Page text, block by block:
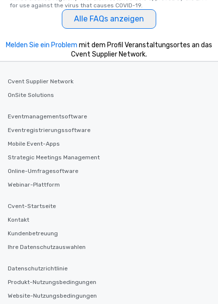
for use against the virus that causes COVID-19.
Alle FAQs anzeigen
Melden Sie ein Problem mit dem Profil Veranstaltungsortes an das
Cvent Supplier Network.
Cvent Supplier Network
OnSite Solutions
Eventmanagementsoftware
Eventregistrierungssoftware
Mobile Event-Apps
Strategic Meetings Management
Online-Umfragesoftware
Webinar-Plattform
Cvent-Startseite
Kontakt
Kundenbetreuung
Ihre Datenschutzauswahlen
Datenschutzrichtlinie
Produkt-Nutzungsbedingungen
Website-Nutzungsbedingungen